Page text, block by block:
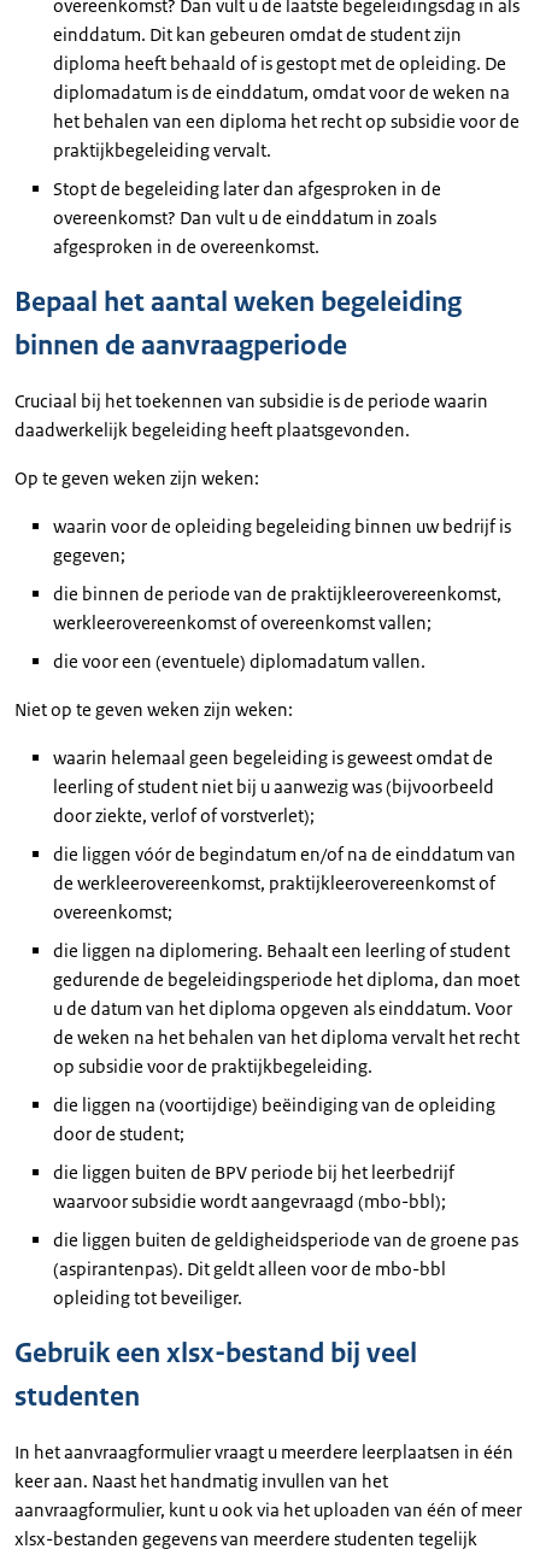
overeenkomst? Dan vult u de laatste begeleidingsdag in als
einddatum. Dit kan gebeuren omdat de student zijn
diploma heeft behaald of is gestopt met de opleiding. De
diplomadatum is de einddatum, omdat voor de weken na
het behalen van een diploma het recht op subsidie voor de
praktijkbegeleiding vervalt.
Stopt de begeleiding later dan afgesproken in de
overeenkomst? Dan vult u de einddatum in zoals
afgesproken in de overeenkomst.
Bepaal het aantal weken begeleiding
binnen de aanvraagperiode
Cruciaal bij het toekennen van subsidie is de periode waarin
daadwerkelijk begeleiding heeft plaatsgevonden.
Op te geven weken zijn weken:
waarin voor de opleiding begeleiding binnen uw bedrijf is
gegeven;
die binnen de periode van de praktijkleerovereenkomst,
werkleerovereenkomst of overeenkomst vallen;
die voor een (eventuele) diplomadatum vallen.
Niet op te geven weken zijn weken:
waarin helemaal geen begeleiding is geweest omdat de
leerling of student niet bij u aanwezig was (bijvoorbeeld
door ziekte, verlof of vorstverlet);
die liggen vóór de begindatum en/of na de einddatum van
de werkleerovereenkomst, praktijkleerovereenkomst of
overeenkomst;
die liggen na diplomering. Behaalt een leerling of student
gedurende de begeleidingsperiode het diploma, dan moet
u de datum van het diploma opgeven als einddatum. Voor
de weken na het behalen van het diploma vervalt het recht
op subsidie voor de praktijkbegeleiding.
die liggen na (voortijdige) beëindiging van de opleiding
door de student;
die liggen buiten de BPV periode bij het leerbedrijf
waarvoor subsidie wordt aangevraagd (mbo-bbl);
die liggen buiten de geldigheidsperiode van de groene pas
(aspirantenpas). Dit geldt alleen voor de mbo-bbl
opleiding tot beveiliger.
Gebruik een xlsx-bestand bij veel
studenten
In het aanvraagformulier vraagt u meerdere leerplaatsen in één
keer aan. Naast het handmatig invullen van het
aanvraagformulier, kunt u ook via het uploaden van één of meer
xlsx-bestanden gegevens van meerdere studenten tegelijk